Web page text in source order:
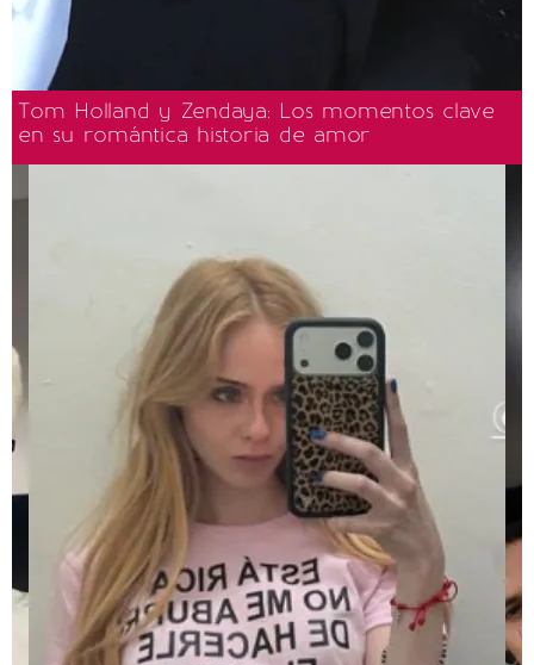
Tom Holland y Zendaya: Los momentos clave
en su romántica historia de amor